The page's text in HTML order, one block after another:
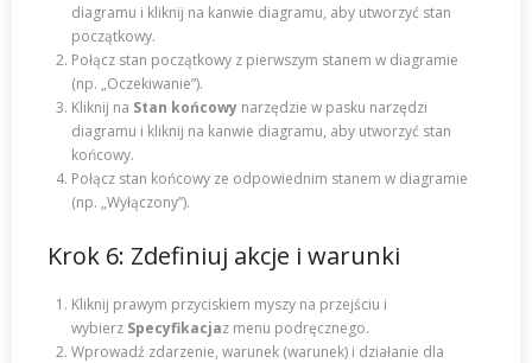
diagramu i kliknij na kanwie diagramu, aby utworzyć stan
początkowy.
Połącz stan początkowy z pierwszym stanem w diagramie
(np. „Oczekiwanie”).
Kliknij na Stan końcowy narzędzie w pasku narzędzi
diagramu i kliknij na kanwie diagramu, aby utworzyć stan
końcowy.
Połącz stan końcowy ze odpowiednim stanem w diagramie
(np. „Wyłączony”).
Krok 6: Zdefiniuj akcje i warunki
Kliknij prawym przyciskiem myszy na przejściu i
wybierz Specyfikacjaz menu podręcznego.
Wprowadź zdarzenie, warunek (warunek) i działanie dla